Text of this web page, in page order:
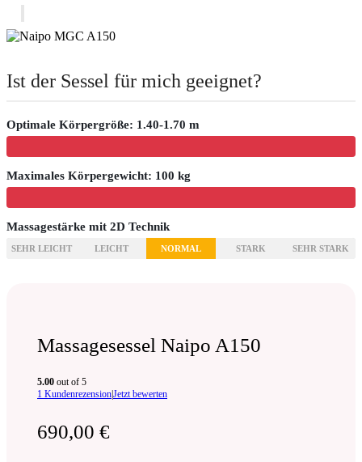
Ist der Sessel für mich geeignet?
Optimale Körpergröße: 1.40-1.70 m
Maximales Körpergewicht: 100 kg
Massagestärke mit 2D Technik
SEHR LEICHT LEICHT NORMAL STARK SEHR STARK
Massagesessel Naipo A150
5.00 out of 5
1 Kundenrezension|Jetzt bewerten
690,00 €